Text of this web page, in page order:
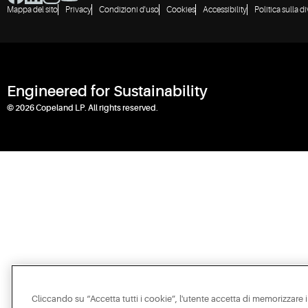
Mappa del sito Privacy Condizioni d'uso Cookies Accessibility Politica sulla
Engineered for Sustainability
© 2026 Copeland LP. All rights reserved.
Cliccando su “Accetta tutti i cookie”, l'utente accetta di